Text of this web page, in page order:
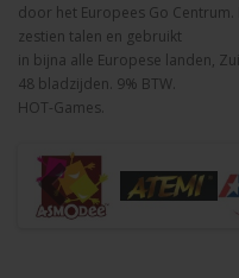
door het Europees Go
zestien talen en gebruikt
in bijna alle Europese landen,
48 bladzijden. 9% BTW.
HOT-Games.